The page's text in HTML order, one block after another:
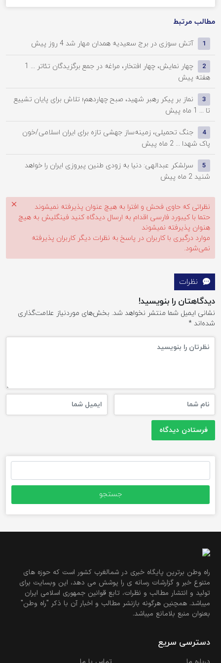
مطالب مرتبط
1 آتش سوزی در برج سعیدیه همدان مهار شد 4 روز پیش
2 چهار نمایش، چهار افتخار، مراغه در جمع برگزیدگان تئاتر ... 1
هفته پیش
3
نماز بر پیکر رهبر شهید، صبح چهاردهم؛ تلاش برای پایان تشییع
تا ... 1 ماه پیش
4
جنگ تحمیلی، زمینه‌ساز جهشی تازه برای ایران اسلامی/خون
پاک شهدا ... 2 ماه پیش
5
سرلشکر عبدالهی: دنیا به زودی طنین پیروزی ایران را خواهد
شنید 2 ماه پیش
نظراتی که حاوی فحش و افترا به هیچ عنوان پذیرفته نمیشوند
حتما با کیبورد فارسی اقدام به ارسال دیدگاه کنید فینگلیش به هیچ
هنوان پذیرفته نمیشوند
موارد درگیری با کاربران در پاسخ به نظرات دیگر کاربران پذیرفته
نمی‌شود.
نظرات
دیدگاهتان را بنویسید!
نشانی ایمیل شما منتشر نخواهد شد. بخش‌های موردنیاز علامت‌گذاری
شده‌اند *
برای:
راه وطن برترین پایگاه خبری در شمالغرب کشور است که حوزه های
متنوع خبر و گزارشات رسانه ی را پوشش می دهد، این وبسایت برای
تولید و انتشار مطالب و نظرات، تابع قوانین جمهوری اسلامی ایران
میباشد. همچنین هرگونه بازنشر مطالب و اخبار آن با ذکر "راه وطن"
بعنوان منبع بلامانع میباشد.
دسترسی سریع